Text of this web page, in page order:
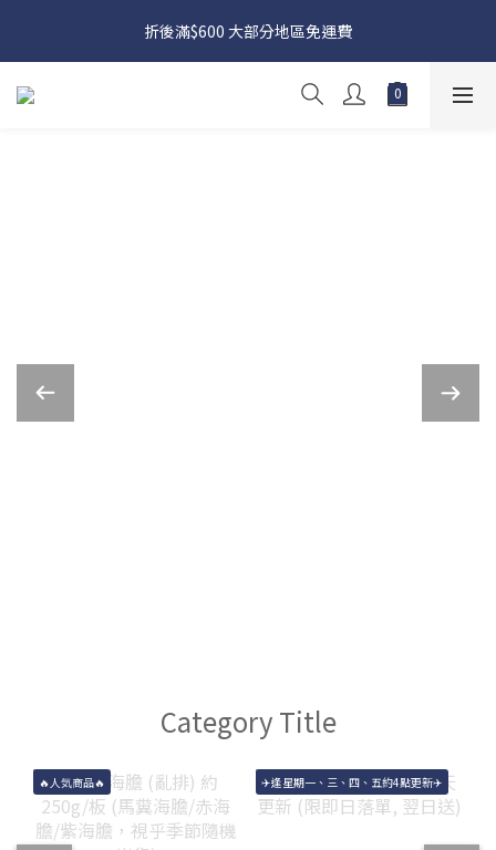
日本接近假期，貨源較不穩定；如想在 8 月 11 日至 8 月 15 日收
貨，請務必於 8 月 10 日前落單
折後滿$600 大部分地區免運費
日本接近假期，貨源較不穩定；如想在 8 月 11 日至 8 月 15 日收
貨，請務必於 8 月 10 日前落單
Category Title
🔥人気商品🔥 ✈️逢星期一、三、四、五約4點更新✈️